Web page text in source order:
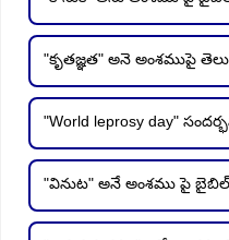
"కృతజ్ఞత" అనె అంశముపై
"World leprosy day"
"వినుట" అనే అంశము పై బైబిల్